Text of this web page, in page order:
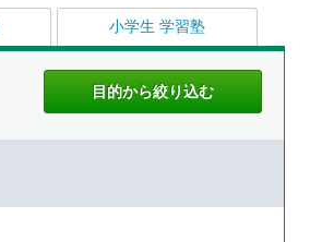
小学生 学習塾